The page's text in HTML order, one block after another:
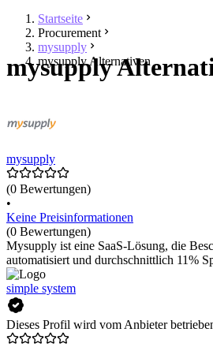
Startseite
Procurement
mysupply
mysupply Alternativen
mysupply
mysupply
(0 Bewertungen)
•
Keine Preisinformationen
(0 Bewertungen)
Mysupply ist eine SaaS-Lösung, die
automatisiert und durchschnittlich 11%
simple system
Dieses Profil wird vom Anbieter